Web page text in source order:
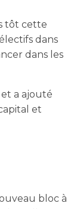
tôt cette
dans
dans les
a ajouté
et
bloc à